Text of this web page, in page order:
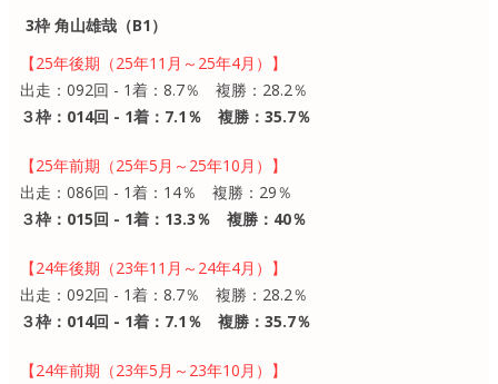
3枠 角山雄哉（B1）
【25年後期（25年11月～25年4月）】
出走：092回 - 1着：8.7％ 複勝：28.2％
３枠：014回 - 1着：7.1％ 複勝：35.7％
【25年前期（25年5月～25年10月）】
出走：086回 - 1着：14％ 複勝：29％
３枠：015回 - 1着：13.3％ 複勝：40％
【24年後期（23年11月～24年4月）】
出走：092回 - 1着：8.7％ 複勝：28.2％
３枠：014回 - 1着：7.1％ 複勝：35.7％
【24年前期（23年5月～23年10月）】